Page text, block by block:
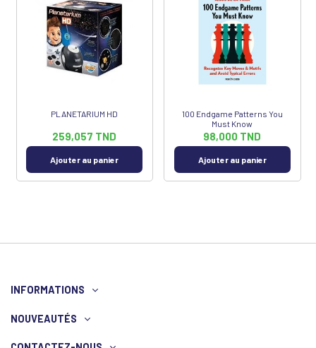
PLANETARIUM HD
259,057 TND
Ajouter au panier
100 Endgame Patterns You
Must Know
98,000 TND
Ajouter au panier
INFORMATIONS
NOUVEAUTÉS